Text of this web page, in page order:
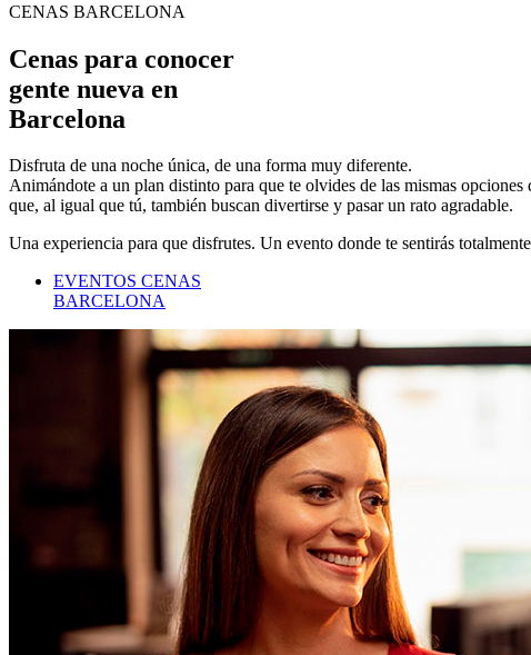
CENAS BARCELONA
Cenas para conocer
gente nueva en
Barcelona
Disfruta de una noche única, de una forma muy diferente.
Animándote a un plan distinto para que te olvides de las mismas
que, al igual que tú, también buscan divertirse y pasar un rato agradable.
Una experiencia para que disfrutes. Un evento donde te sentirás
EVENTOS CENAS
BARCELONA